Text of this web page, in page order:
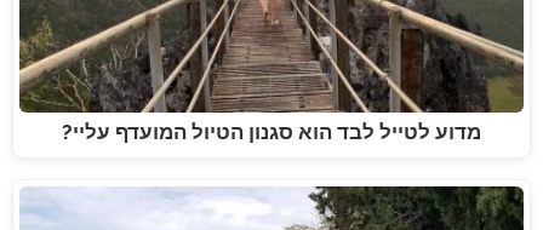
מדוע לטייל לבד הוא סגנון הטיול המועדף עליי?